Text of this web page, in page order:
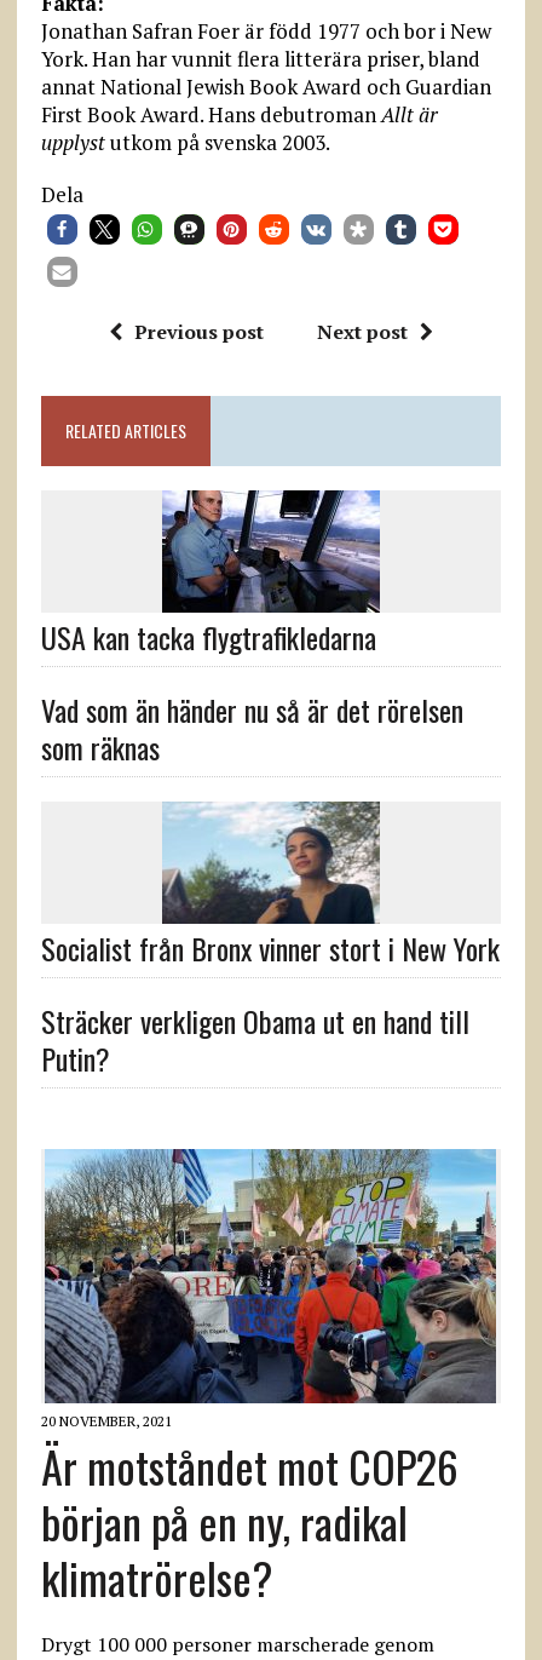
Jonathan Safran Foer är född 1977 och bor i New
York. Han har vunnit flera litterära priser, bland
annat National Jewish Book Award och Guardian
First Book Award. Hans debutromanAllt är
upplystutkom på svenska 2003.
Dela
Previous post Next post
RELATED ARTICLES
USA kan tacka flygtrafikledarna
Vad som än händer nu så är det rörelsen
som räknas
Socialist från Bronx vinner stort i New York
Sträcker verkligen Obama ut en hand till
Putin?
20 NOVEMBER, 2021
Är motståndet mot COP26
början på en ny, radikal
klimatrörelse?
Drygt 100 000 personer marscherade genom